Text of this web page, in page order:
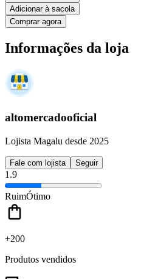
Adicionar à sacola
Comprar agora
Informações da loja
altomercadooficial
Lojista Magalu desde 2025
Fale com lojista Seguir
1.9
RuimÓtimo
+200
Produtos vendidos